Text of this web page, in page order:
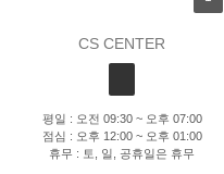
CS CENTER
평일 : 오전 09:30 ~ 오후 07:00
점심 : 오후 12:00 ~ 오후 01:00
휴무 : 토, 일, 공휴일은 휴무